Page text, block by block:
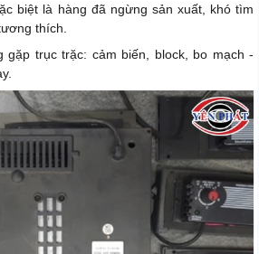
biệt là hàng đã ngừng sản xuất, khó tìm
thích.
gặp trục trặc: cảm biến, block, bo mạch -